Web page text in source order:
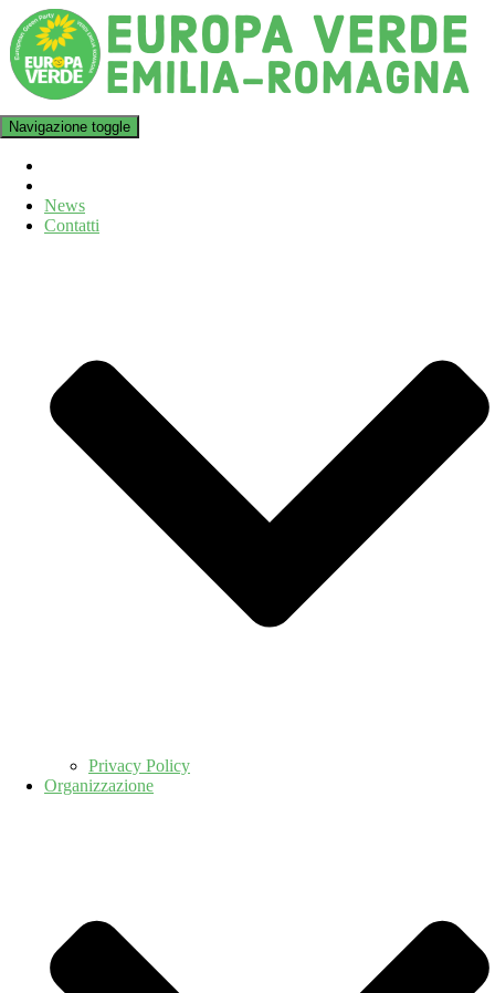
Navigazione toggle
News
Contatti
Privacy Policy
Organizzazione